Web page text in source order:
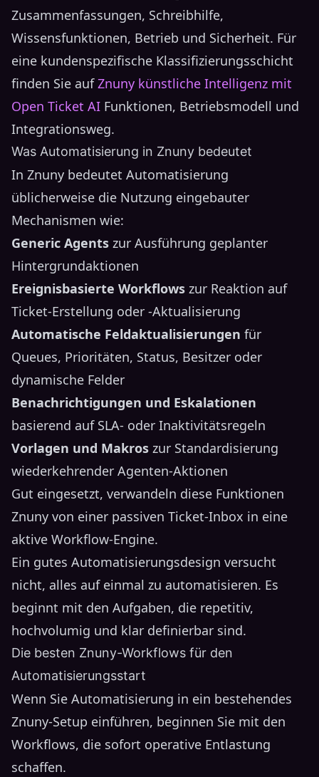
Zusammenfassungen, Schreibhilfe,
Wissensfunktionen, Betrieb und Sicherheit. Für
eine kundenspezifische Klassifizierungsschicht
finden Sie aufZnuny künstliche Intelligenz mit
Open Ticket AI Funktionen, Betriebsmodell und
Integrationsweg.
Was Automatisierung in Znuny bedeutet
In Znuny bedeutet Automatisierung
üblicherweise die Nutzung eingebauter
Mechanismen wie:
Generic Agents zur Ausführung geplanter
Hintergrundaktionen
Ereignisbasierte Workflows zur Reaktion auf
Ticket-Erstellung oder -Aktualisierung
Automatische Feldaktualisierungen für
Queues, Prioritäten, Status, Besitzer oder
dynamische Felder
Benachrichtigungen und Eskalationen
basierend auf SLA- oder Inaktivitätsregeln
Vorlagen und Makros zur Standardisierung
wiederkehrender Agenten-Aktionen
Gut eingesetzt, verwandeln diese Funktionen
Znuny von einer passiven Ticket-Inbox in eine
aktive Workflow-Engine.
Ein gutes Automatisierungsdesign versucht
nicht, alles auf einmal zu automatisieren. Es
beginnt mit den Aufgaben, die repetitiv,
hochvolumig und klar definierbar sind.
Die besten Znuny-Workflows für den
Automatisierungsstart
Wenn Sie Automatisierung in ein bestehendes
Znuny-Setup einführen, beginnen Sie mit den
Workflows, die sofort operative Entlastung
schaffen.